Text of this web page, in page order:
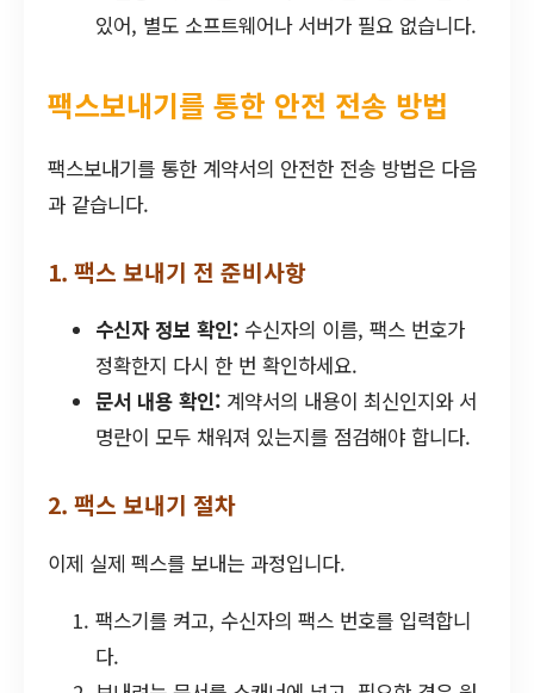
있어, 별도 소프트웨어나 서버가 필요 없습니다.
팩스보내기를 통한 안전 전송 방법
팩스보내기를 통한 계약서의 안전한 전송 방법은 다음
과 같습니다.
1. 팩스 보내기 전 준비사항
수신자 정보 확인: 수신자의 이름, 팩스 번호가
정확한지 다시 한 번 확인하세요.
문서 내용 확인: 계약서의 내용이 최신인지와 서
명란이 모두 채워져 있는지를 점검해야 합니다.
2. 팩스 보내기 절차
이제 실제 펙스를 보내는 과정입니다.
팩스기를 켜고, 수신자의 팩스 번호를 입력합니
다.